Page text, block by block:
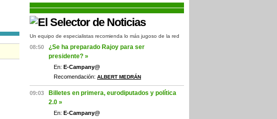
Un equipo de especialistas recomienda lo más jugoso de la red
08:50
¿Se ha preparado Rajoy para ser
presidente? »
En: E-Campany@
Recomendación: ALBERT MEDRÁN
09:03
Billetes en primera, eurodiputados y política
2.0 »
En: E-Campany@